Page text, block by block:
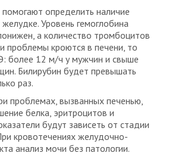
определить наличие
Уровень гемоглобина
а количество тромбоцитов
проблемы кроются в печени, то
более 12 м/ч у мужчин и свыше
Билирубин будет превышать
раз.
проблемах, вызванных печенью,
белка, эритроцитов и
будут зависеть от стадии
кровотечениях желудочно-
анализ мочи без патологии.